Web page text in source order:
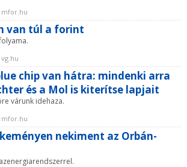
mfor.hu
van túl a forint
chip van hátra: mindenki arra
és a Mol is kiterítse lapjait
várunk idehaza.
mfor.hu
nekiment az Orbán-